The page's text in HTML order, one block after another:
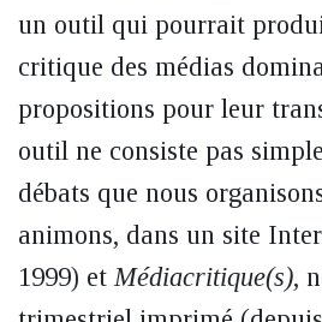
un outil qui pourrait
critique des médias
propositions pour leur
outil ne consiste pas
débats que nous
animons, dans un site
1999) etMédiacritique(s),